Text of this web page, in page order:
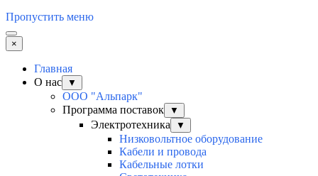
Пропустить меню
×
Главная
О нас
▼
ООО "Альпарк"
Программа поставок
▼
Электротехника ▼
Низковольтное оборудование
Кабели и провода
Кабельные лотки